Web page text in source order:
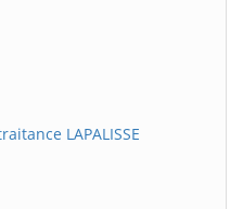
LAPALISSE